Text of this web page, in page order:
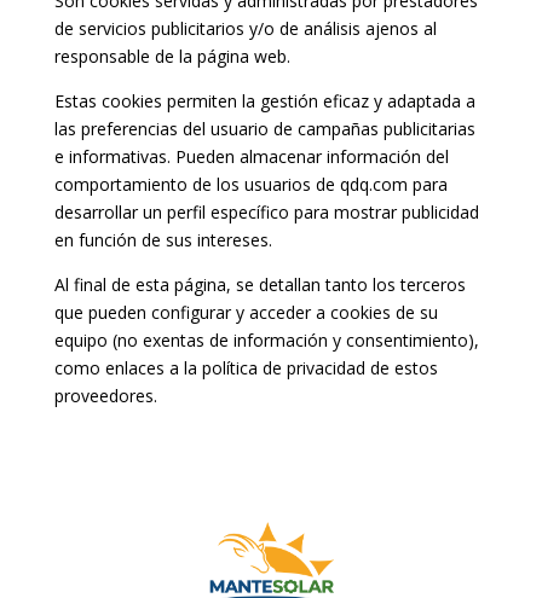
de servicios publicitarios y/o de análisis ajenos al
responsable de la página web.
Estas cookies permiten la gestión eficaz y adaptada a
las preferencias del usuario de campañas publicitarias
e informativas. Pueden almacenar información del
comportamiento de los usuarios de qdq.com para
desarrollar un perfil específico para mostrar publicidad
en función de sus intereses.
Al final de esta página, se detallan tanto los terceros
que pueden configurar y acceder a cookies de su
equipo (no exentas de información y consentimiento),
como enlaces a la política de privacidad de estos
proveedores.